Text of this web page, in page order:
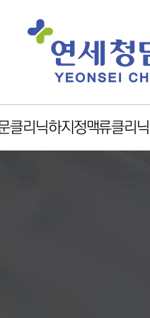
클리닉하지정맥류클리닉